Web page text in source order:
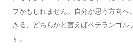
プかもしれません。自分が思う方向へ
きる、どちらかと言えばベテランゴル
す。